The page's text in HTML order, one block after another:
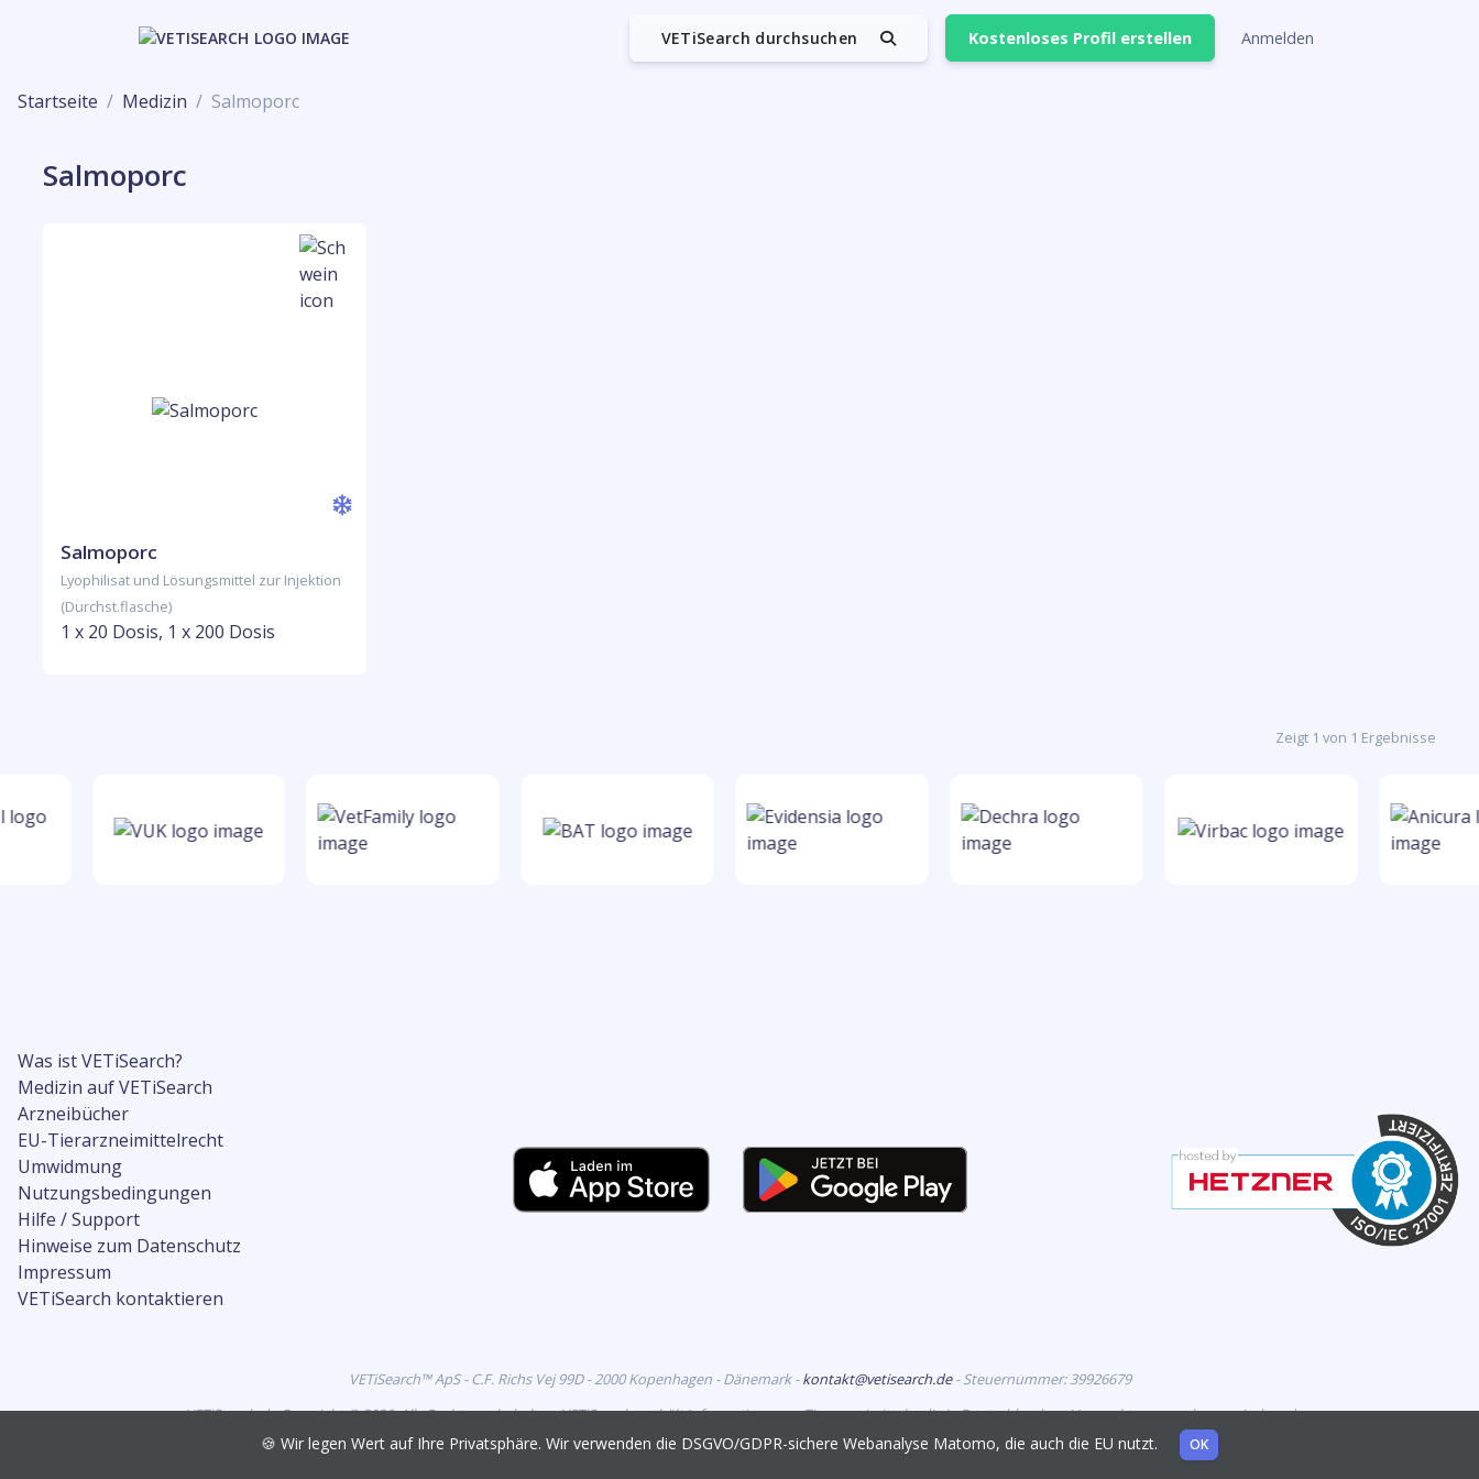
VETiSearch durchsuchen Kostenloses Profil erstellen Anmelden
Startseite Medizin Salmoporc
Salmoporc
Salmoporc
Lyophilisat und Lösungsmittel zur Injektion
(Durchst.flasche)
1 x 20 Dosis, 1 x 200 Dosis
Zeigt 1 von 1 Ergebnisse
Was ist VETiSearch?
Medizin auf VETiSearch
Arzneibücher
EU-Tierarzneimittelrecht
Umwidmung
Nutzungsbedingungen
Hilfe / Support
Hinweise zum Datenschutz
Impressum
VETiSearch kontaktieren
VETiSearch™ ApS - C.F. Richs Vej 99D - 2000 Kopenhagen - Dänemark -kontakt@vetisearch.de- Steuernummer: 39926679
VETiSearch.de Copyright © 2026. Alle Rechte vorbehalten. VETiSearch enthält Informationen zu Tierarzneimitteln, die in Deutschland zur Vermarktung zugelassen sind, und
richtet sich an tiermedizinische Fachkreise.
🍪 Wir legen Wert auf Ihre Privatsphäre. Wir verwenden die DSGVO/GDPR-sichere Webanalyse Matomo, die auch die EU nutzt. OK